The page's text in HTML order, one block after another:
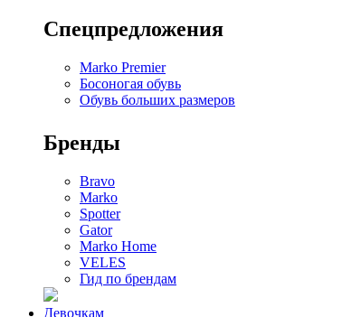
Спецпредложения
Marko Premier
Босоногая обувь
Обувь больших размеров
Бренды
Bravo
Marko
Spotter
Gator
Marko Home
VELES
Гид по брендам
Девочкам